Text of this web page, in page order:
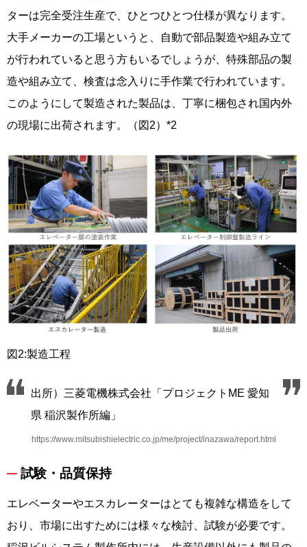
ターは完全受注生産で、ひとつひとつ仕様が異なります。
大手メーカーの工場というと、自動で部品製造や組み立て
が行われていると思う方もいるでしょうが、特殊部品の製
造や組み立て、検査は念入りに手作業で行われています。
このようにして製造された製品は、丁寧に梱包され国内外
の現場に出荷されます。（図2）*2
図2:製造工程
出所）三菱電機株式会社「プロジェクトME 愛知
県 稲沢製作所編」
https://www.mitsubishielectric.co.jp/me/project/inazawa/report.html
試験・品質保持
エレベーターやエスカレーターはとても複雑な構造をして
おり、市場に出すためには様々な検討、試験が必要です。